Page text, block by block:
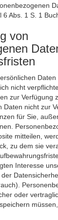
Abs. 1 S. 1
von
Daten
nicht
zur Verfügung
nicht zur
für Sie,
mitteilen,
zu dem sie
Interesse
oder